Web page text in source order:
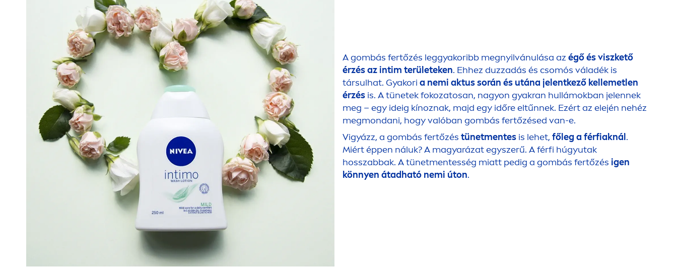
A gombás fertőzés leggyakoribb megnyilvánulása az égő és viszkető
érzés az intim területeken. Ehhez duzzadás és csomós váladék is
társulhat. Gyakori a nemi aktus során és utána jelentkező kellemetlen
érzés is. A tünetek fokozatosan, nagyon gyakran hullámokban jelennek
meg – egy ideig kínoznak, majd egy időre eltűnnek. Ezért az elején nehéz
megmondani, hogy valóban gombás fertőzésed van-e.
Vigyázz, a gombás fertőzés tünetmentes is lehet, főleg a férfiaknál.
Miért éppen náluk? A magyarázat egyszerű. A férfi húgyutak
hosszabbak. A tünetmentesség miatt pedig a gombás fertőzés igen
könnyen átadható nemi úton.